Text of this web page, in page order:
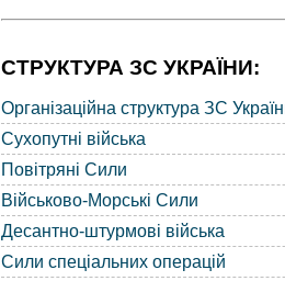
СТРУКТУРА ЗС УКРАЇНИ:
Організаційна структура ЗС
Сухопутні війська
Повітряні Сили
Військово-Морські Сили
Десантно-штурмові війська
Сили спеціальних операцій